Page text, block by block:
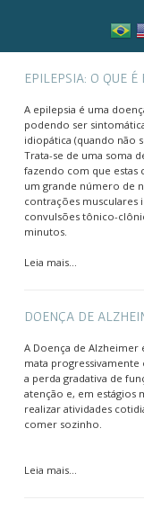
EPILEPSIA: O QUE É
A epilepsia é uma
podendo ser
idiopática (quando não
Trata-se de uma soma
fazendo com que estas
um grande número de
contrações musculares
convulsões tônico-
minutos.
Leia mais...
DOENÇA DE
A Doença de
mata progressivamente
a perda gradativa de
atenção e, em estágios
realizar atividades
comer sozinho.
Leia mais...